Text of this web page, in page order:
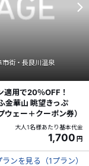
市街・長良川温泉
適用で20％OFF！
金華山 眺望きっぷ
ウェー＋クーポン券）
大人1名様あたり基本代金
1,700 円
ランを見る （1プラン）